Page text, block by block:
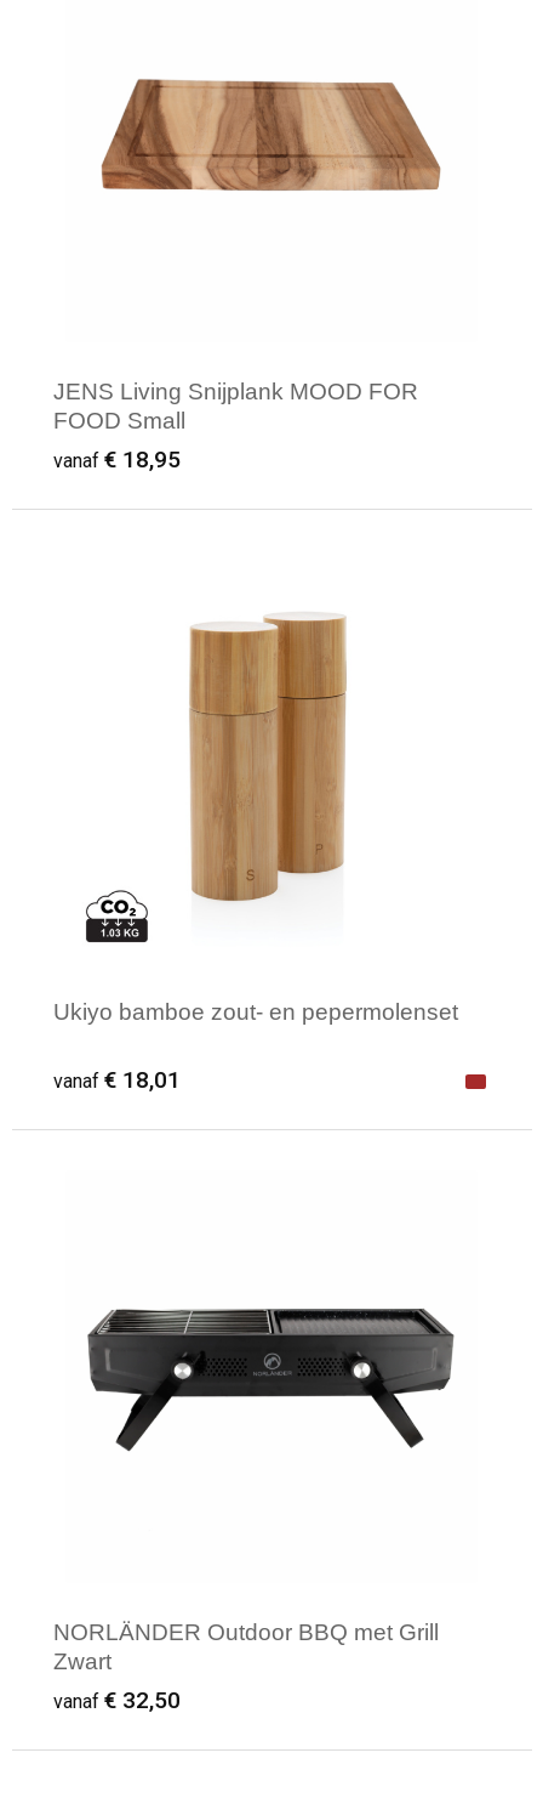
JENS Living Snijplank MOOD FOR
FOOD Small
vanaf € 18,95
Ukiyo bamboe zout- en pepermolenset
vanaf € 18,01
NORLÄNDER Outdoor BBQ met Grill
Zwart
vanaf € 32,50